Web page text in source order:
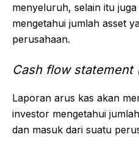
menyeluruh, selain itu
mengetahui jumlah asset
perusahaan.
Cash flow statement
Laporan arus kas akan
investor mengetahui
dan masuk dari suatu